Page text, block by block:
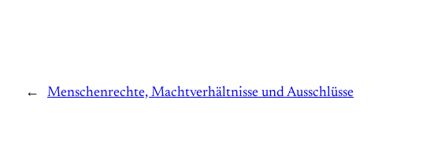
← Menschenrechte, Machtverhältnisse und Ausschlüsse